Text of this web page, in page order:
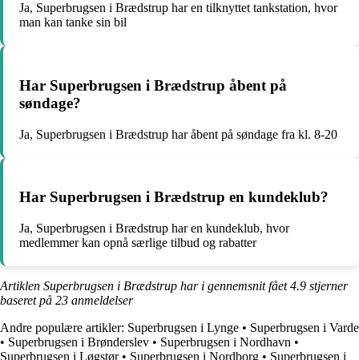
Ja, Superbrugsen i Brædstrup har en tilknyttet tankstation, hvor
man kan tanke sin bil
Har Superbrugsen i Brædstrup åbent på
søndage?
Ja, Superbrugsen i Brædstrup har åbent på søndage fra kl. 8-20
Har Superbrugsen i Brædstrup en kundeklub?
Ja, Superbrugsen i Brædstrup har en kundeklub, hvor
medlemmer kan opnå særlige tilbud og rabatter
Artiklen Superbrugsen i Brædstrup har i gennemsnit fået4.9 stjerner
baseret på 23 anmeldelser
Andre populære artikler: Superbrugsen i Lynge • Superbrugsen i Varde
• Superbrugsen i Brønderslev • Superbrugsen i Nordhavn •
Superbrugsen i Løgstør• Superbrugsen i Nordborg • Superbrugsen i